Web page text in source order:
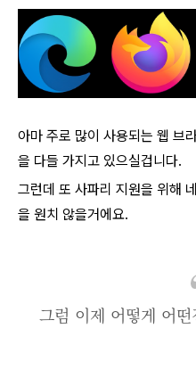
아마 주로 많이 사용되는 웹 브
을 다들 가지고 있으실겁니다.
그런데 또 사파리 지원을 위해
을 원치 않을거에요.
그럼 이제 어떻게 어